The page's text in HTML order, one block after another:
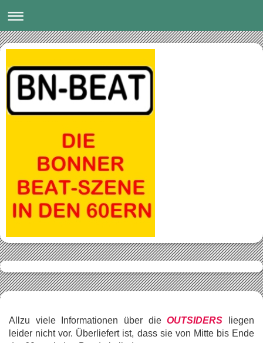
Allzu viele Informationen über die OUTSIDERS
liegen
leider nicht vor. Überliefert ist, dass sie von Mitte bis Ende